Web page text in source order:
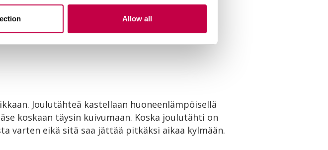
Allow all
Joulutähteä kastellaan huoneenlämpöisellä
koskaan täysin kuivumaan. Koska joulutähti on
varten eikä sitä saa jättää pitkäksi aikaa kylmään.